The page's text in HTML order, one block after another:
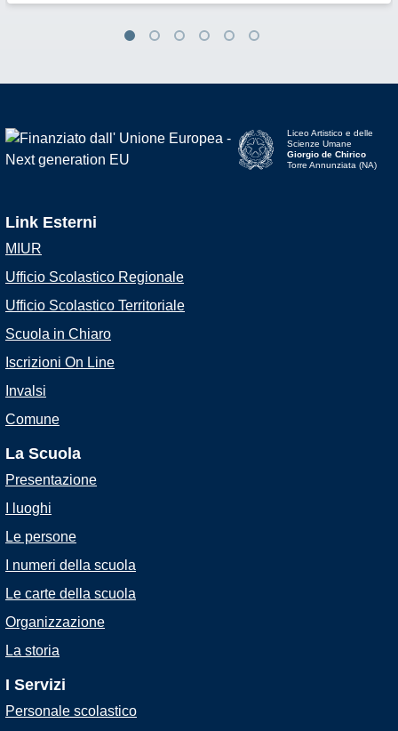
Liceo Artistico e delle
Scienze Umane
Giorgio de Chirico
Torre Annunziata (NA)
Link Esterni
MIUR
Ufficio Scolastico Regionale
Ufficio Scolastico Territoriale
Scuola in Chiaro
Iscrizioni On Line
Invalsi
Comune
La Scuola
Presentazione
I luoghi
Le persone
I numeri della scuola
Le carte della scuola
Organizzazione
La storia
I Servizi
Personale scolastico